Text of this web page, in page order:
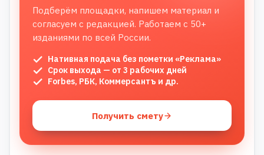
Подберём площадки, напишем материал и
согласуем с редакцией. Работаем с 50+
изданиями по всей России.
Нативная подача без пометки «Реклама»
Срок выхода — от 3 рабочих дней
Forbes, РБК, Коммерсантъ и др.
Получить смету